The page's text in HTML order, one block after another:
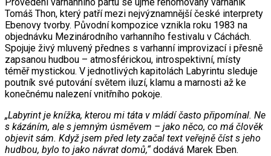
Tomáš Thon, který patří mezi nejvýznamnější české interprety
Ebenovy tvorby. Původní kompozice vznikla roku 1983 na
objednávku Mezinárodního varhanního festivalu v Cáchách.
Spojuje živý mluvený přednes s varhanní improvizací i přesně
zapsanou hudbou – atmosférickou, introspektivní, místy
téměř mystickou. V jednotlivých kapitolách Labyrintu sleduje
poutník své putování světem iluzí, klamu a marnosti až ke
konečnému nalezení vnitřního pokoje.
„Labyrint je knížka, kterou mi táta v mládí často připomínal. Ne
s kázáním, ale s jemným úsměvem – jako něco, co má člověk
objevit sám. Když jsem před lety začal text veřejně číst s jeho
hudbou, bylo to jako návrat domů,“dodává Marek Eben.